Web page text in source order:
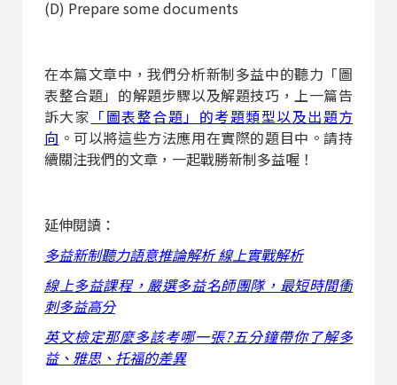
(D) Prepare some documents
在本篇文章中，我們分析新制多益中的聽力「圖
表整合題」的解題步驟以及解題技巧，上一篇告
訴大家 「圖表整合題」的考題類型以及出題方
向 。可以將這些方法應用在實際的題目中。請持
續關注我們的文章，一起戰勝新制多益喔！
延伸閱讀：
多益新制聽力語意推論解析 線上實戰解析
線上多益課程，嚴選多益名師團隊，最短時間衝
刺多益高分
英文檢定那麼多該考哪一張?五分鐘帶你了解多
益、雅思、托福的差異